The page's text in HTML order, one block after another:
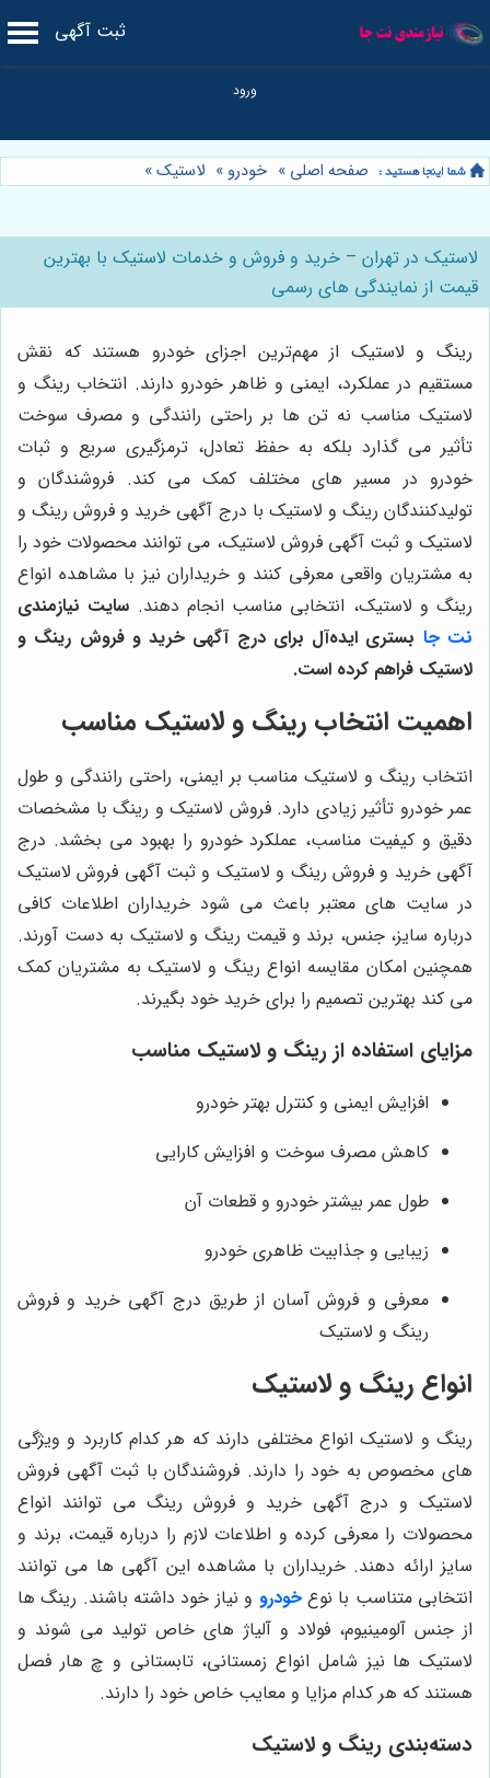
ثبت آگهی
صفحه اصلی » خودرو » لاستیک»
لاستیک در تهران – خرید و فروش و خدمات لاستیک با بهترین
قیمت از نمایندگی های رسمی
رینگ و لاستیک از مهم‌ترین اجزای خودرو هستند که نقش
مستقیم در عملکرد، ایمنی و ظاهر خودرو دارند. انتخاب رینگ و
لاستیک مناسب نه تن ها بر راحتی رانندگی و مصرف سوخت
تأثیر می گذارد بلکه به حفظ تعادل، ترمزگیری سریع و ثبات
خودرو در مسیر های مختلف کمک می کند. فروشندگان و
تولیدکنندگان رینگ و لاستیک با درج آگهی خرید و فروش رینگ و
لاستیک و ثبت آگهی فروش لاستیک، می توانند محصولات خود را
به مشتریان واقعی معرفی کنند و خریداران نیز با مشاهده انواع
رینگ و لاستیک، انتخابی مناسب انجام دهند. سایت نیازمندی‌
نت جا بستری ایده‌آل برای درج آگهی خرید و فروش رینگ و
لاستیک فراهم کرده است.
اهمیت انتخاب رینگ و لاستیک مناسب
انتخاب رینگ و لاستیک مناسب بر ایمنی، راحتی رانندگی و طول
عمر خودرو تأثیر زیادی دارد. فروش لاستیک و رینگ با مشخصات
دقیق و کیفیت مناسب، عملکرد خودرو را بهبود می بخشد. درج
آگهی خرید و فروش رینگ و لاستیک و ثبت آگهی فروش لاستیک
در سایت‌ های معتبر باعث می شود خریداران اطلاعات کافی
درباره سایز، جنس، برند و قیمت رینگ و لاستیک به دست آورند.
همچنین امکان مقایسه انواع رینگ و لاستیک به مشتریان کمک
می کند بهترین تصمیم را برای خرید خود بگیرند.
مزایای استفاده از رینگ و لاستیک مناسب
افزایش ایمنی و کنترل بهتر خودرو
کاهش مصرف سوخت و افزایش کارایی
طول عمر بیشتر خودرو و قطعات آن
زیبایی و جذابیت ظاهری خودرو
معرفی و فروش آسان از طریق درج آگهی خرید و فروش
رینگ و لاستیک
انواع رینگ و لاستیک
رینگ و لاستیک انواع مختلفی دارند که هر کدام کاربرد و ویژگی‌
های مخصوص به خود را دارند. فروشندگان با ثبت آگهی فروش
لاستیک و درج آگهی خرید و فروش رینگ می توانند انواع
محصولات را معرفی کرده و اطلاعات لازم را درباره قیمت، برند و
سایز ارائه دهند. خریداران با مشاهده این آگهی‌ ها می توانند
انتخابی متناسب با نوعخودرو و نیاز خود داشته باشند. رینگ‌ ها
از جنس آلومینیوم، فولاد و آلیاژ های خاص تولید می شوند و
لاستیک‌ ها نیز شامل انواع زمستانی، تابستانی و چ هار فصل
هستند که هر کدام مزایا و معایب خاص خود را دارند.
دسته‌بندی رینگ و لاستیک